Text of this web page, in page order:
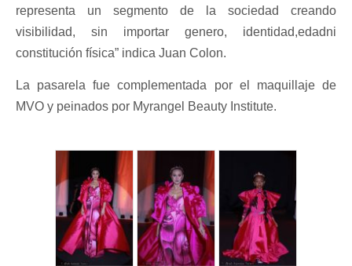
representa un segmento de la sociedad creando
visibilidad, sin importar genero, identidad,edadni
constitución física” indica Juan Colon.
La pasarela fue complementada por el maquillaje de
MVO y peinados por Myrangel Beauty Institute.